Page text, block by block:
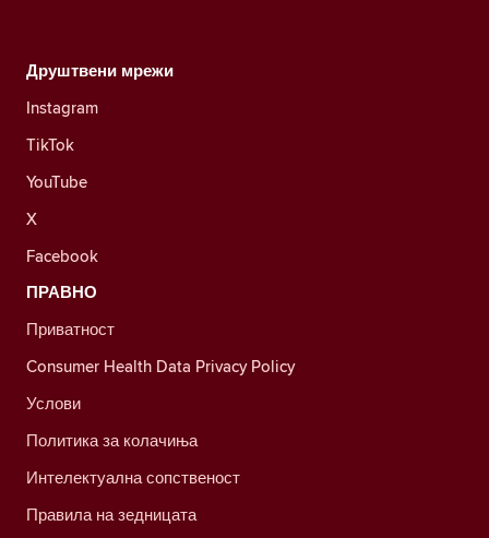
Друштвени мрежи
Instagram
TikTok
YouTube
X
Facebook
ПРАВНО
Приватност
Consumer Health Data Privacy Policy
Услови
Политика за колачиња
Интелектуална сопственост
Правила на зедницата